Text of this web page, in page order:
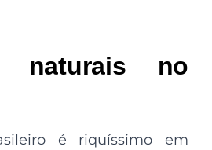
naturais no
é riquíssimo em